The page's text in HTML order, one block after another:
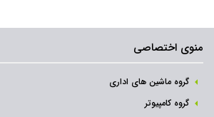
منوی اختصاصی
گروه ماشین های اداری
گروه کامپیوتر